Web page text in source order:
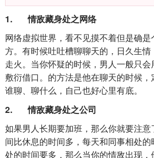
1. 情敌藏身处之网络
网络虚拟世界，看不见摸不着但是确
方。有时候吐吐槽聊聊天的，日久生
走火。当你怀疑的时候，男人一般只会
敷衍借口。的方法是他在聊天的时候
谁聊、聊什么，自己也好心里有底。
2. 情敌藏身处之公司
如果男人长期要加班，那么你就要注
间比休息的时间多，每天和同事相处
处的时间要多，那么当你的情敌出现